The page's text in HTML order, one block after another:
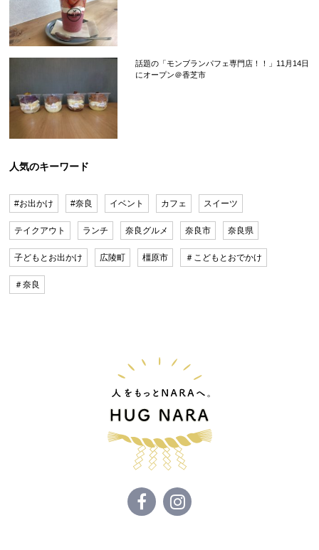
話題の「モンブランパフェ専門店！！」11月14日
にオープン＠香芝市
人気のキーワード
#お出かけ #奈良 イベント カフェ スイーツ
テイクアウト ランチ 奈良グルメ 奈良市 奈良県
子どもとお出かけ 広陵町 橿原市 ＃こどもとおでかけ
＃奈良